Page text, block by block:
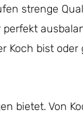
strenge
Koch bist oder
bietet. Von